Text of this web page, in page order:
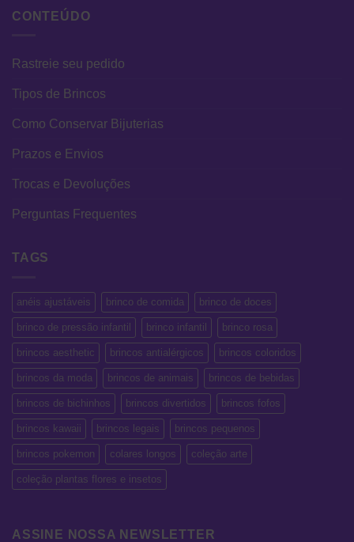
CONTEÚDO
Rastreie seu pedido
Tipos de Brincos
Como Conservar Bijuterias
Prazos e Envios
Trocas e Devoluções
Perguntas Frequentes
TAGS
anéis ajustáveis brinco de comida brinco de doces
brinco de pressão infantil brinco infantil brinco rosa
brincos aesthetic brincos antialérgicos brincos coloridos
brincos da moda brincos de animais brincos de bebidas
brincos de bichinhos brincos divertidos brincos fofos
brincos kawaii brincos legais brincos pequenos
brincos pokemon colares longos coleção arte
coleção plantas flores e insetos
ASSINE NOSSA NEWSLETTER